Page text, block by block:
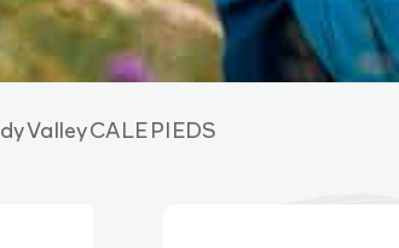
Valley CALE PIEDS